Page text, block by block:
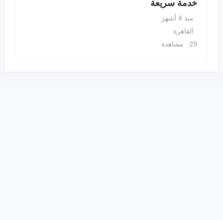
خدمة سريعة
منذ 4 أشهر
القاهرة
29 مشاهدة